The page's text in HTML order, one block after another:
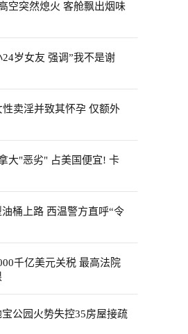
空突然熄火 客舱飘出烟味
目的地，机舱里却突然冒出烟味，
岁女友 强调”我不是谢
了女友。女友陈苡㛤（童芯），比
卖淫并致其怀孕 仅额外
其怀孕，被判处已羁押时间之外仅
大"恶劣" 占美国便宜! 卡
卫本国利益，同一天加美贸易官员
桶上路 西温警方直呼“令
的一次罕见的交通拦截。西温警局
千亿美元关税 最高法院
急经济权力法所征税款的六成。最
公园火势失控35房屋接疏